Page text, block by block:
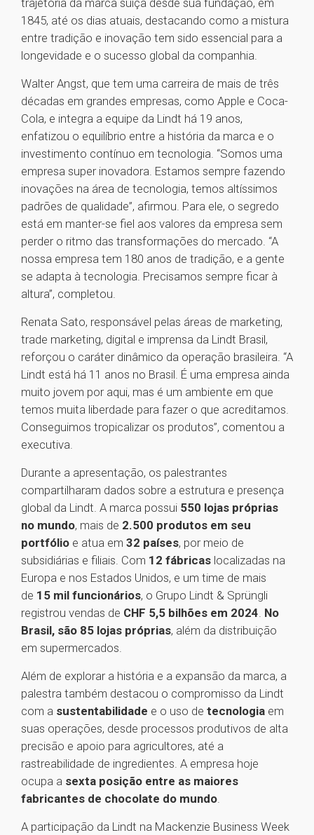
trajetória da marca suíça desde sua fundação, em
1845, até os dias atuais, destacando como a mistura
entre tradição e inovação tem sido essencial para a
longevidade e o sucesso global da companhia.
Walter Angst, que tem uma carreira de mais de três
décadas em grandes empresas, como Apple e Coca-
Cola, e integra a equipe da Lindt há 19 anos,
enfatizou o equilíbrio entre a história da marca e o
investimento contínuo em tecnologia. “Somos uma
empresa super inovadora. Estamos sempre fazendo
inovações na área de tecnologia, temos altíssimos
padrões de qualidade”, afirmou. Para ele, o segredo
está em manter-se fiel aos valores da empresa sem
perder o ritmo das transformações do mercado. “A
nossa empresa tem 180 anos de tradição, e a gente
se adapta à tecnologia. Precisamos sempre ficar à
altura”, completou.
Renata Sato, responsável pelas áreas de marketing,
trade marketing, digital e imprensa da Lindt Brasil,
reforçou o caráter dinâmico da operação brasileira. “A
Lindt está há 11 anos no Brasil. É uma empresa ainda
muito jovem por aqui, mas é um ambiente em que
temos muita liberdade para fazer o que acreditamos.
Conseguimos tropicalizar os produtos”, comentou a
executiva.
Durante a apresentação, os palestrantes
compartilharam dados sobre a estrutura e presença
global da Lindt. A marca possui 550 lojas próprias
no mundo, mais de 2.500 produtos em seu
portfólio e atua em 32 países, por meio de
subsidiárias e filiais. Com 12 fábricas localizadas na
Europa e nos Estados Unidos, e um time de mais
de 15 mil funcionários, o Grupo Lindt & Sprüngli
registrou vendas de CHF 5,5 bilhões em 2024. No
Brasil, são 85 lojas próprias, além da distribuição
em supermercados.
Além de explorar a história e a expansão da marca, a
palestra também destacou o compromisso da Lindt
com a sustentabilidade e o uso de tecnologia em
suas operações, desde processos produtivos de alta
precisão e apoio para agricultores, até a
rastreabilidade de ingredientes. A empresa hoje
ocupa a sexta posição entre as maiores
fabricantes de chocolate do mundo.
A participação da Lindt na Mackenzie Business Week